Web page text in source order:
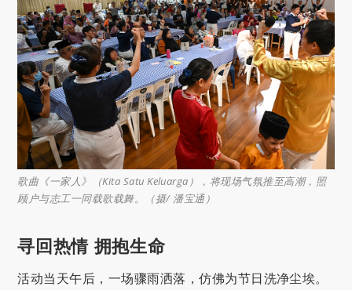
歌曲《一家人》（Kita Satu Keluarga），将现场气氛推至高潮，照
顾户与志工一同载歌载舞。（摄/ 潘宝通）
寻回热情 拥抱生命
活动当天午后，一场骤雨洒落，仿佛为节日洗净尘埃。